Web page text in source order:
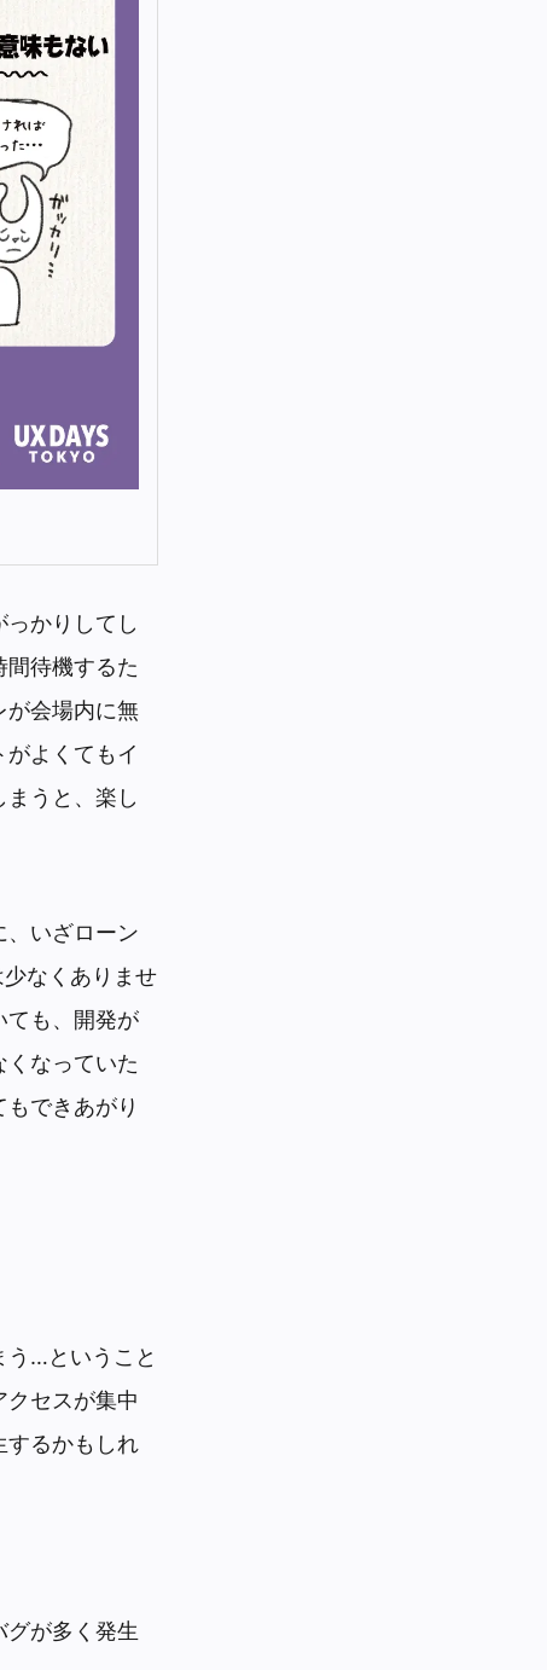
かりしてし
間待機するた
が会場内に無
よくてもイ
うと、楽し
、いざローン
なくありませ
ても、開発が
なっていた
できあがり
う…ということ
セスが集中
するかもしれ
が多く発生